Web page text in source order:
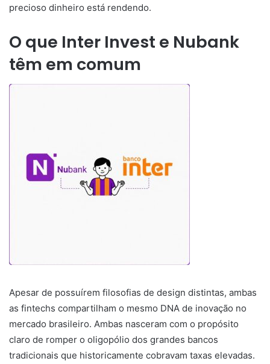
precioso dinheiro está rendendo.
O que Inter Invest e Nubank
têm em comum
Apesar de possuírem filosofias de design distintas, ambas
as fintechs compartilham o mesmo DNA de inovação no
mercado brasileiro. Ambas nasceram com o propósito
claro de romper o oligopólio dos grandes bancos
tradicionais que historicamente cobravam taxas elevadas.